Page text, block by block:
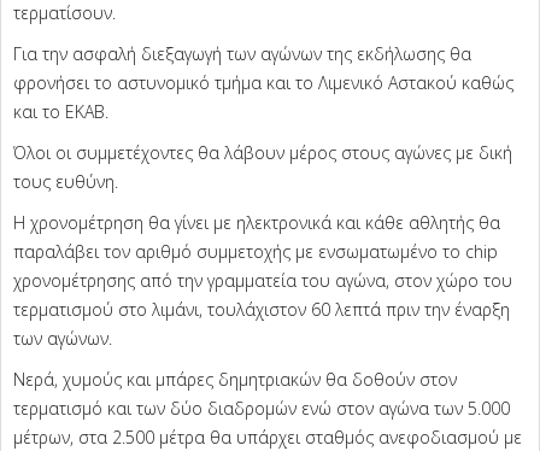
τερματίσουν.
Για την ασφαλή διεξαγωγή των αγώνων της εκδήλωσης θα
φρονήσει το αστυνομικό τμήμα και το Λιμενικό Αστακού καθώς
και το ΕΚΑΒ.
Όλοι οι συμμετέχοντες θα λάβουν μέρος στους αγώνες με δική
τους ευθύνη.
Η χρονομέτρηση θα γίνει με ηλεκτρονικά και κάθε αθλητής θα
παραλάβει τον αριθμό συμμετοχής με ενσωματωμένο το chip
χρονομέτρησης από την γραμματεία του αγώνα, στον χώρο του
τερματισμού στο λιμάνι, τουλάχιστον 60 λεπτά πριν την έναρξη
των αγώνων.
Νερά, χυμούς και μπάρες δημητριακών θα δοθούν στον
τερματισμό και των δύο διαδρομών ενώ στον αγώνα των 5.000
μέτρων, στα 2.500 μέτρα θα υπάρχει σταθμός ανεφοδιασμού με